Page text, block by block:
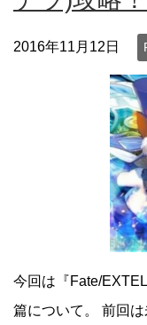
2016年11月12日
今回は『Fate/
篇について。 前回